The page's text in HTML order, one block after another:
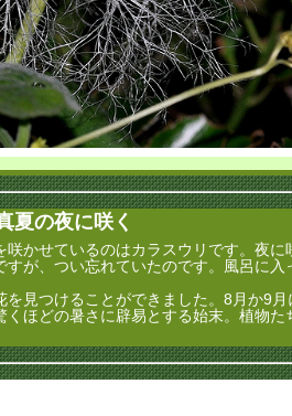
夏の夜に咲く
かせているのはカラスウリです。夜に
が、つい忘れていたのです。風呂に
見つけることができました。8月か9
ほどの暑さに辟易とする始末。植物